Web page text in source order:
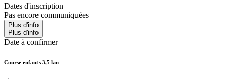
Dates d'inscription
Pas encore communiquées
Plus d'info
Plus d'info
Date à confirmer
Course enfants 3,5 km